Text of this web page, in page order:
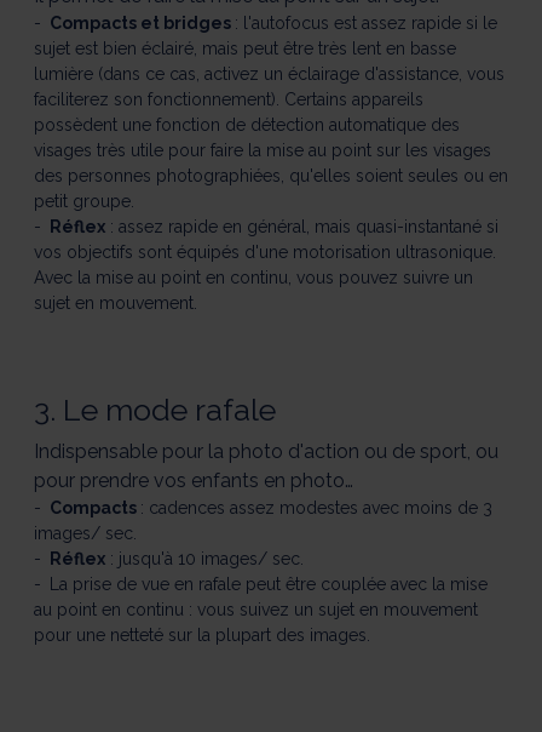
Compacts et bridges : l'autofocus est assez rapide si le
sujet est bien éclairé, mais peut être très lent en basse
lumière (dans ce cas, activez un éclairage d'assistance, vous
faciliterez son fonctionnement). Certains appareils
possèdent une fonction de détection automatique des
visages très utile pour faire la mise au point sur les visages
des personnes photographiées, qu'elles soient seules ou en
petit groupe.
Réflex : assez rapide en général, mais quasi-instantané si
vos objectifs sont équipés d'une motorisation ultrasonique.
Avec la mise au point en continu, vous pouvez suivre un
sujet en mouvement.
3. Le mode rafale
Indispensable pour la photo d'action ou de sport, ou
pour prendre vos enfants en photo…
Compacts : cadences assez modestes avec moins de 3
images/ sec.
Réflex : jusqu'à 10 images/ sec.
La prise de vue en rafale peut être couplée avec la mise
au point en continu : vous suivez un sujet en mouvement
pour une netteté sur la plupart des images.